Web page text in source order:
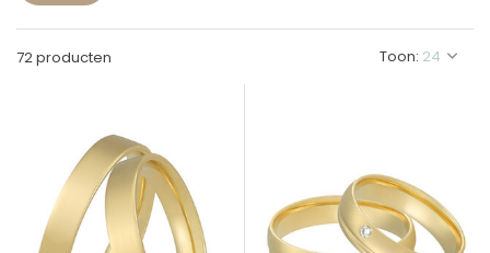
72 producten Toon: